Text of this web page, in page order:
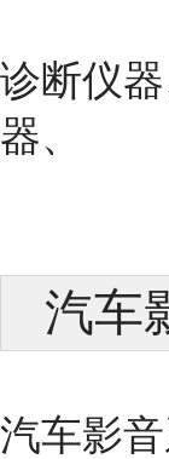
电子
诊断仪
器、
执行
汽车
汽车影